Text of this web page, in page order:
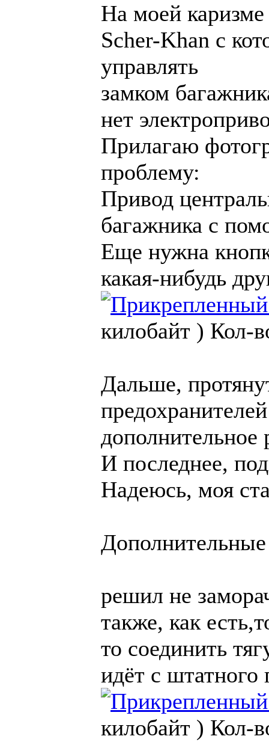
На моей каризме
Scher-Khan с
управлять
замком
нет
Прилагаю
проблему:
Привод
багажника с
Еще нужна
какая-нибудь
килобайт ) Кол-
Дальше,
дополнительное
И последнее,
Надеюсь, моя
решил не
также, как
то соединить
идёт с штатного
килобайт ) Кол-